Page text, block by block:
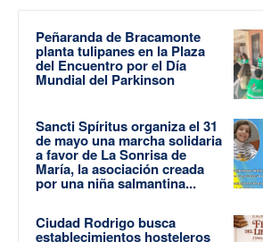
Peñaranda de Bracamonte
planta tulipanes en la Plaza
del Encuentro por el Día
Mundial del Parkinson
Sancti Spíritus organiza el 31
de mayo una marcha solidaria
a favor de La Sonrisa de
María, la asociación creada
por una niña salmantina...
Ciudad Rodrigo busca
establecimientos hosteleros